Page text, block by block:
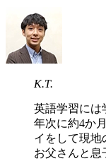
K.T.
英語学習には
年次に約4か
イをして現地
お父さんと息